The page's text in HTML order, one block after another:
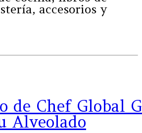
accesorios y
de Chef Global
Alveolado